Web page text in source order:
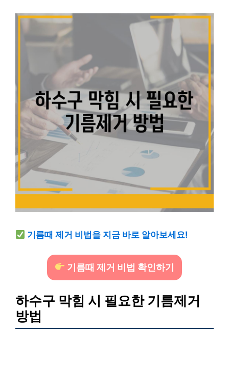
기름때 제거 비법을 지금 바로 알아보세요!
기름때 제거 비법 확인하기
하수구 막힘 시 필요한 기름제거
방법